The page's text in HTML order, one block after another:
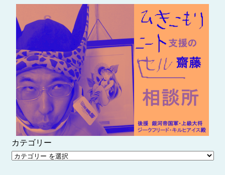
カテゴリー